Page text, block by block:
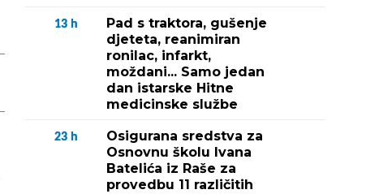
13 h
Pad s traktora, gušenje
djeteta, reanimiran
ronilac, infarkt,
moždani... Samo jedan
dan istarske Hitne
medicinske službe
23 h
Osigurana sredstva za
Osnovnu školu Ivana
Batelića iz Raše za
provedbu 11 različitih